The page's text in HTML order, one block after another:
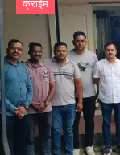
क्राईम